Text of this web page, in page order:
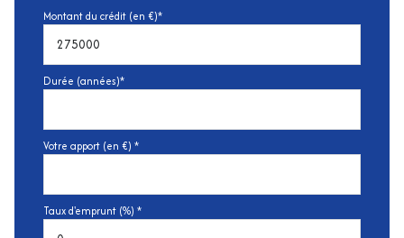
Montant du crédit (en €)*
Durée (années)*
Votre apport (en €) *
Taux d'emprunt (%) *